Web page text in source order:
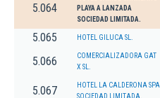
5.064
PLAYA A LANZADA
SOCIEDAD LIMITADA.
5.065 HOTEL GILUCA SL.
5.066
COMERCIALIZADORA GAT
X SL.
5.067
HOTEL LA CALDERONA SPA
SOCIEDAD LIMITADA.